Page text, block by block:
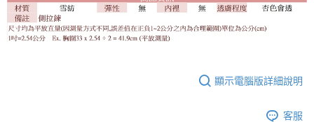
顯示電腦版詳細說明
客服